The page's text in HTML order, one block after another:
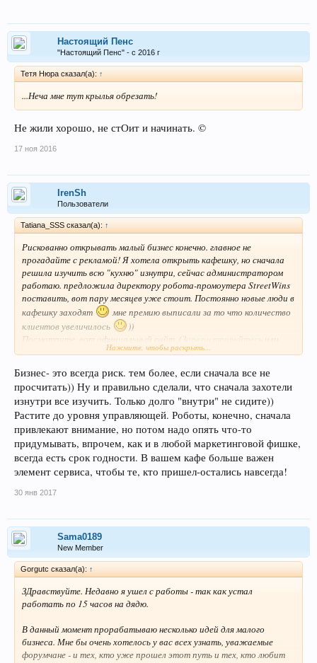
Настоящий Пенс
"Настоящий Пенс" - с 2016 г
Тетя Нюра сказал(а): ↑
...Неча мне тут крылья обрезать!
Не жили хорошо, не стОит и начинать. ©
17 ноя 2016
IrenSh
Пользователи
Tatiana_SSS сказал(а): ↑
Рискованно открывать малый бизнес конечно. главное не
прогадайте с рекламой! Я хотела открыть кафешку, но сначала
решила изучить всю "кухню" изнутри, сейчас администратором
работаю. предложила директору робота-промоутера StreetWins
поставить, вот пару месяцев уже стоит. Постоянно новые люди в
кафешку заходят
мне премию выписали за то что количество
клиентов увеличилось
))
Посмотрите, вот официальный сайт,
Зарегистрируйтесь
Авторизуйтесь)Намного эффективнее других видов реклам.
критериями
Нажмите, чтобы раскрыть...
Бизнес- это всегда риск. тем более, если сначала все не
просчитать)) Ну и правильно сделали, что сначала захотели
изнутри все изучить. Только долго "внутри" не сидите))
Растите до уровня управляющей. Роботы, конечно, сначала
привлекают внимание, но потом надо опять что-то
придумывать, впрочем, как и в любой маркетинговой фишке,
всегда есть срок годности. В вашем кафе больше важен
элемент сервиса, чтобы те, кто пришел-остались навсегда!
30 янв 2017
Sama0189
New Member
Gorgutc сказал(а): ↑
ЗДравствуйте. Недавно я ушел с работы - так как устал
работать по 15 часов на дядю.
В данный момент прорабатываю несколько идей для малого
бизнеса. Мне бы очень хотелось у вас всех узнать, уважаемые
форумчане - и тех, кто уже прошел этот путь и тех, кто любит